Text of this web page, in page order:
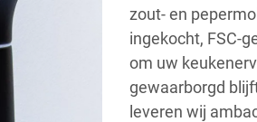
zout- en
ingekocht, FSC-
om uw
gewaarborgd
leveren wij